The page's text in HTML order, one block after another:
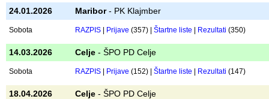
težavam s primerno infrastrukturo. Vmes je športno plezanje
olimpijski šport s tremi disciplinami, tako da smo leta 2016
tekmo v
hitrostnem plezanju. Obe disciplini, balvani in
atraktivni in pritegneta še več obiskovalcev.
Koledar tekem v sezoni 2026